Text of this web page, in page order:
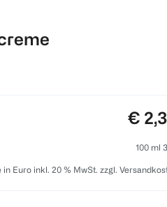
€
100 ml
in Euro inkl. 20 % MwSt. zzgl.